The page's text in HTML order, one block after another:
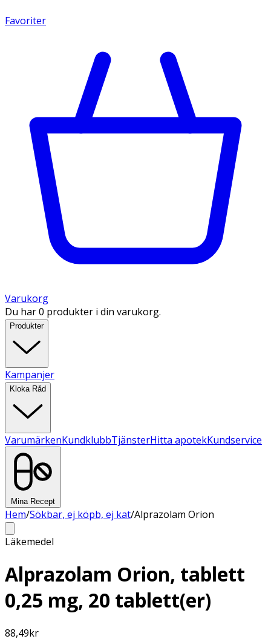
Favoriter
Varukorg
Du har 0 produkter i din varukorg.
Produkter
Kampanjer
Kloka Råd
VarumärkenKundklubbTjänsterHitta apotekKundservice
Mina Recept
Hem/Sökbar, ej köpb, ej kat/Alprazolam Orion
Läkemedel
Alprazolam Orion, tablett
0,25 mg, 20 tablett(er)
88,49kr